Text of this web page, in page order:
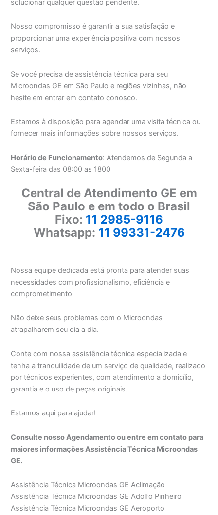
solucionar qualquer questão pendente.
Nosso compromisso é garantir a sua satisfação e
proporcionar uma experiência positiva com nossos
serviços.
Se você precisa de assistência técnica para seu
Microondas GE em São Paulo e regiões vizinhas, não
hesite em entrar em contato conosco.
Estamos à disposição para agendar uma visita técnica ou
fornecer mais informações sobre nossos serviços.
Horário de Funcionamento: Atendemos de Segunda a
Sexta-feira das 08:00 as 1800
Central de Atendimento GE em
São Paulo e em todo o Brasil
Fixo: 11 2985-9116
Whatsapp: 11 99331-2476
Nossa equipe dedicada está pronta para atender suas
necessidades com profissionalismo, eficiência e
comprometimento.
Não deixe seus problemas com o Microondas
atrapalharem seu dia a dia.
Conte com nossa assistência técnica especializada e
tenha a tranquilidade de um serviço de qualidade, realizado
por técnicos experientes, com atendimento a domicílio,
garantia e o uso de peças originais.
Estamos aqui para ajudar!
Consulte nosso Agendamento ou entre em contato para
maiores informações Assistência Técnica Microondas
GE.
Assistência Técnica Microondas GE Aclimação
Assistência Técnica Microondas GE Adolfo Pinheiro
Assistência Técnica Microondas GE Aeroporto